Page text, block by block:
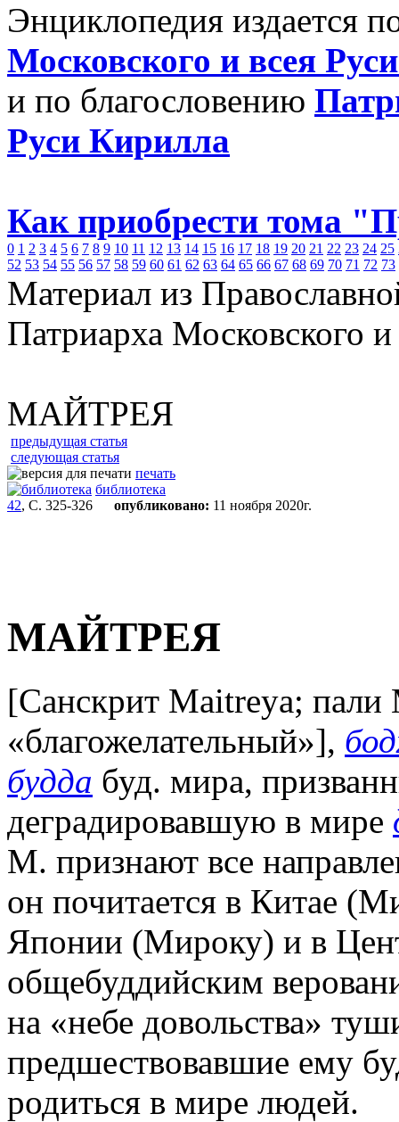
Энциклопедия издается
Московского и всея
и по благословению
Руси Кирилла
Как приобрести тома
0 1 2 3 4 5 6 7 8 9 10 11 12 13 14 15 16 17 18 19 20 21 22 23 24 25
52 53 54 55 56 57 58 59 60 61 62 63 64 65 66 67 68 69 70 71 72 73
Материал из
Патриарха Московского
МАЙТРЕЯ
предыдущая статья
следующая статья
печать
библиотека
42, С. 325-326 опубликовано: 11 ноября 2020г.
МАЙТРЕЯ
[Санскрит Maitreya; пали
«благожелательный»],
будда буд. мира,
деградировавшую в мире
М. признают все
он почитается в Китае
Японии (Мироку) и в
общебуддийским
на «небе довольства»
предшествовавшие ему
родиться в мире людей.